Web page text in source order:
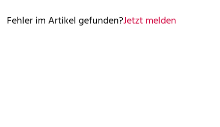
Fehler im Artikel gefunden?Jetzt melden